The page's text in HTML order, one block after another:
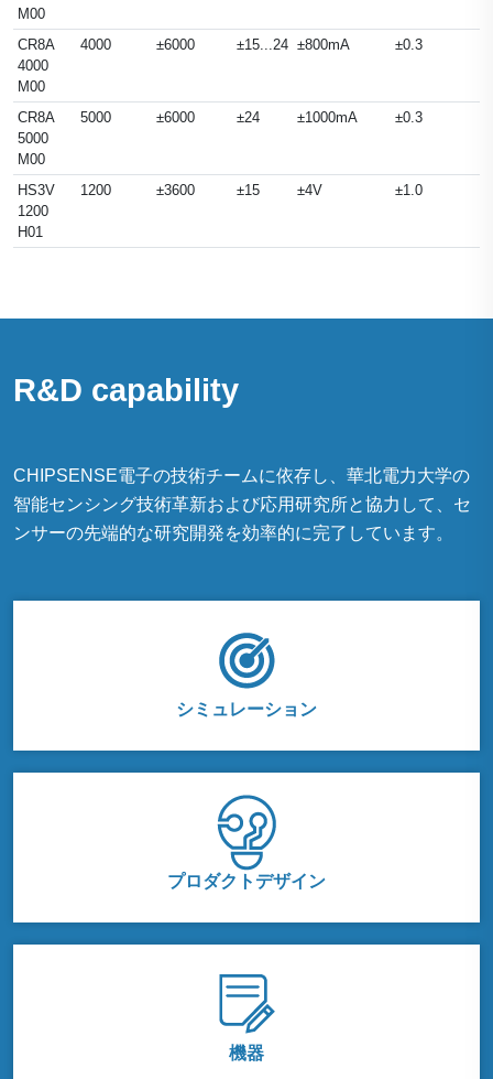
M00
CR8A
4000
M00
4000 ±6000 ±15...24 ±800mA ±0.3
CR8A
5000
M00
5000 ±6000 ±24 ±1000mA ±0.3
HS3V
1200
H01
1200 ±3600 ±15 ±4V ±1.0
R&D capability
CHIPSENSE電子の技術チームに依存し、華北電力大学の
智能センシング技術革新および応用研究所と協力して、セ
ンサーの先端的な研究開発を効率的に完了しています。
シミュレーション
プロダクトデザイン
機器